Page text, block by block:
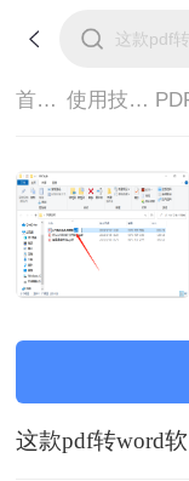
首页> 使用技巧>